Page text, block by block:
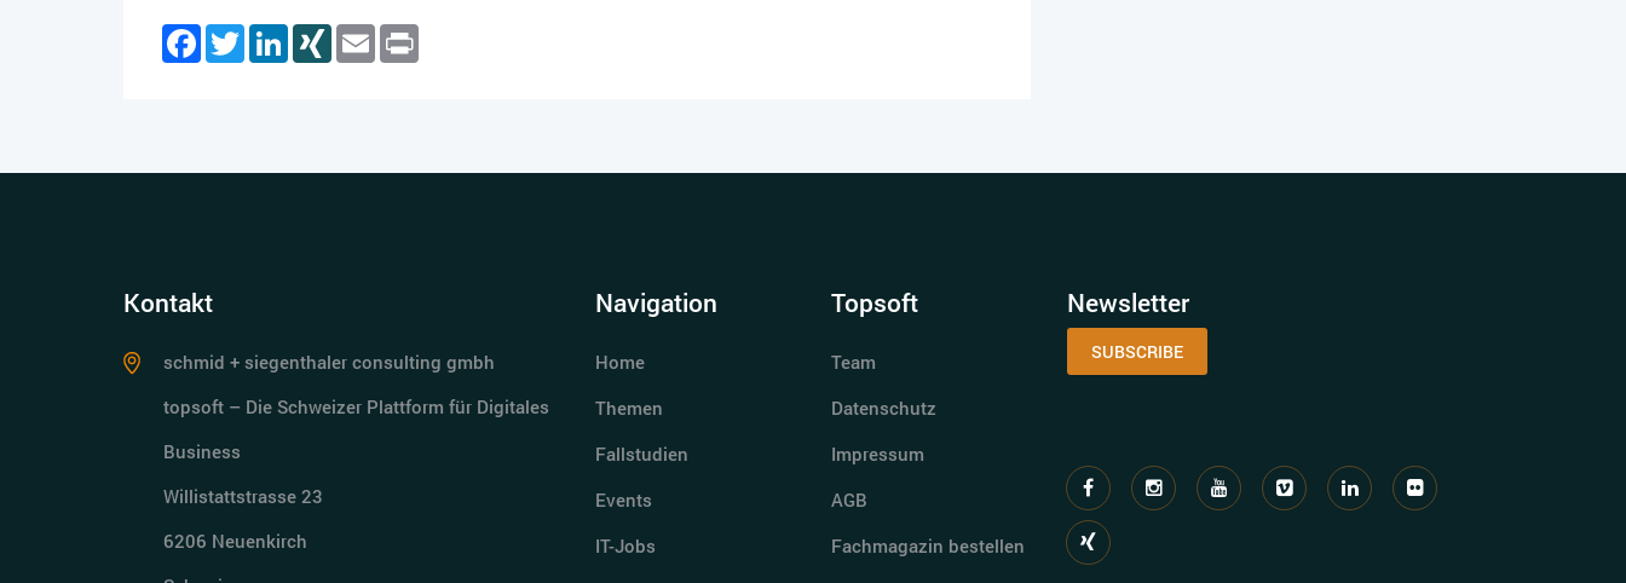
FacebookTwitterLinkedInXING Email
Kontakt
schmid + siegenthaler consulting gmbh
topsoft – Die Schweizer Plattform für Digitales
Business
Willistattstrasse 23
6206 Neuenkirch
Navigation
Home
Themen
Fallstudien
Events
IT-Jobs
Topsoft
Team
Datenschutz
Impressum
AGB
Fachmagazin bestellen
Newsletter
SUBSCRIBE